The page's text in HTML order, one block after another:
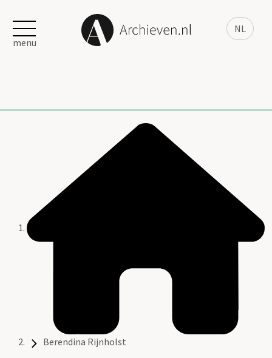
NL
menu
Berendina Rijnholst